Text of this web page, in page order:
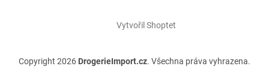
Vytvořil Shoptet
Copyright 2026 DrogerieImport.cz. Všechna práva vyhrazena.